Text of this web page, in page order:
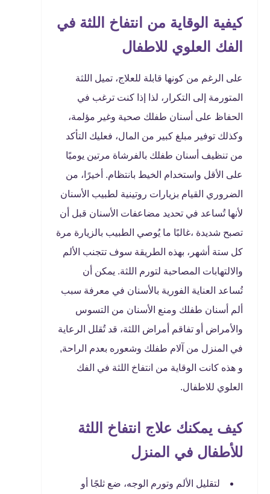
كيفية الوقاية من انتفاخ اللثة في
الفك العلوي للاطفال
على الرغم من كونها قابلة للعلاج، تميل اللثة
المتورمة إلى التكرار، لذا إذا كنت ترغب في
الحفاظ على أسنان طفلك صحية وغير مؤلمة،
وكذلك توفير مبلغ كبير من المال، فعليك التأكد
من تنظيف أسنان طفلك بالفرشاة مرتين يوميًا
على الأقل واستخدام الخيط بانتظام. أخيرًا، من
الضروري القيام بزيارات روتينية لطبيب الأسنان
لأنها تُساعد في تحديد مضاعفات الأسنان قبل أن
تصبح شديدة ،غالبًا ما يُوصي الطبيب بالزيارة مرة
كل ستة أشهر، بهذه الطريقة سوف تتجنب الألم
والالتهابات المصاحبة لتورم اللثة. يمكن أن
تُساعد العناية الفورية بالأسنان في معرفة سبب
ألم أسنان طفلك ومنع الأسنان من التسوس
والأمراض أو تفاقم أمراض اللثة، قد تُقلل الرعاية
في المنزل من آلام طفلك وشعوره بعدم الراحة,
و هذه كانت الوقاية من انتفاخ اللثة في الفك
العلوي للاطفال.
كيف يمكنك علاج انتفاخ اللثة
للأطفال في المنزل
لتقليل الألم وتورم الوجه، ضع ثلجًا أو